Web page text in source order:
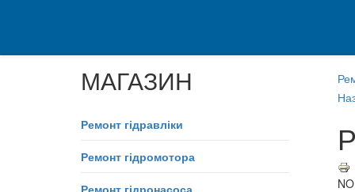
МАГАЗИН
Ремонт гідравліки
Ремонт гідромотора
Ремонт гідронасоса